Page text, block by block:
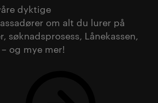
dyktige
om alt du lurer på
søknadsprosess, Lånekassen,
og mye mer!